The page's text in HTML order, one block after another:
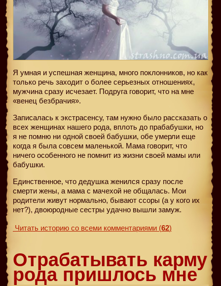
Я умная и успешная женщина, много поклонников, но как
только речь заходит о более серьезных отношениях,
мужчина сразу исчезает. Подруга говорит, что на мне
«венец безбрачия».
Записалась к экстрасенсу, там нужно было рассказать о
всех женщинах нашего рода, вплоть до прабабушки, но
я не помню ни одной своей бабушки, обе умерли еще
когда я была совсем маленькой. Мама говорит, что
ничего особенного не помнит из жизни своей мамы или
бабушки.
Единственное, что дедушка женился сразу после
смерти жены, а мама с мачехой не общалась. Мои
родители живут нормально, бывают ссоры (а у кого их
нет?), двоюродные сестры удачно вышли замуж.
Читать историю со всеми комментариями (62)
Отрабатывать карму
рода пришлось мне